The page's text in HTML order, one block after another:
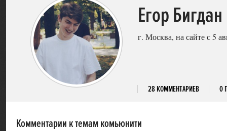
Егор Бигдан
г. Москва, на сайте с 5
28 КОММЕНТАРИЕВ 0
Комментарии к темам комьюнити